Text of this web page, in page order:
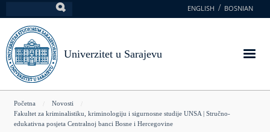
na
glavni
sadržaj
ENGLISH BOSNIAN
Univerzitet u Sarajevu
You
are
Početna
Novosti
Fakultet za kriminalistiku, kriminologiju i sigurnosne studije UNSA | Stručno-
edukativna posjeta Centralnoj banci Bosne i Hercegovine